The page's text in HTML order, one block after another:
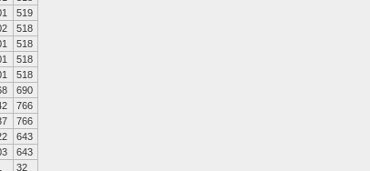
519
518
518
518
518
690
766
766
643
643
32